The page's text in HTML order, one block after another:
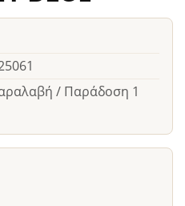
/ Παράδοση 1